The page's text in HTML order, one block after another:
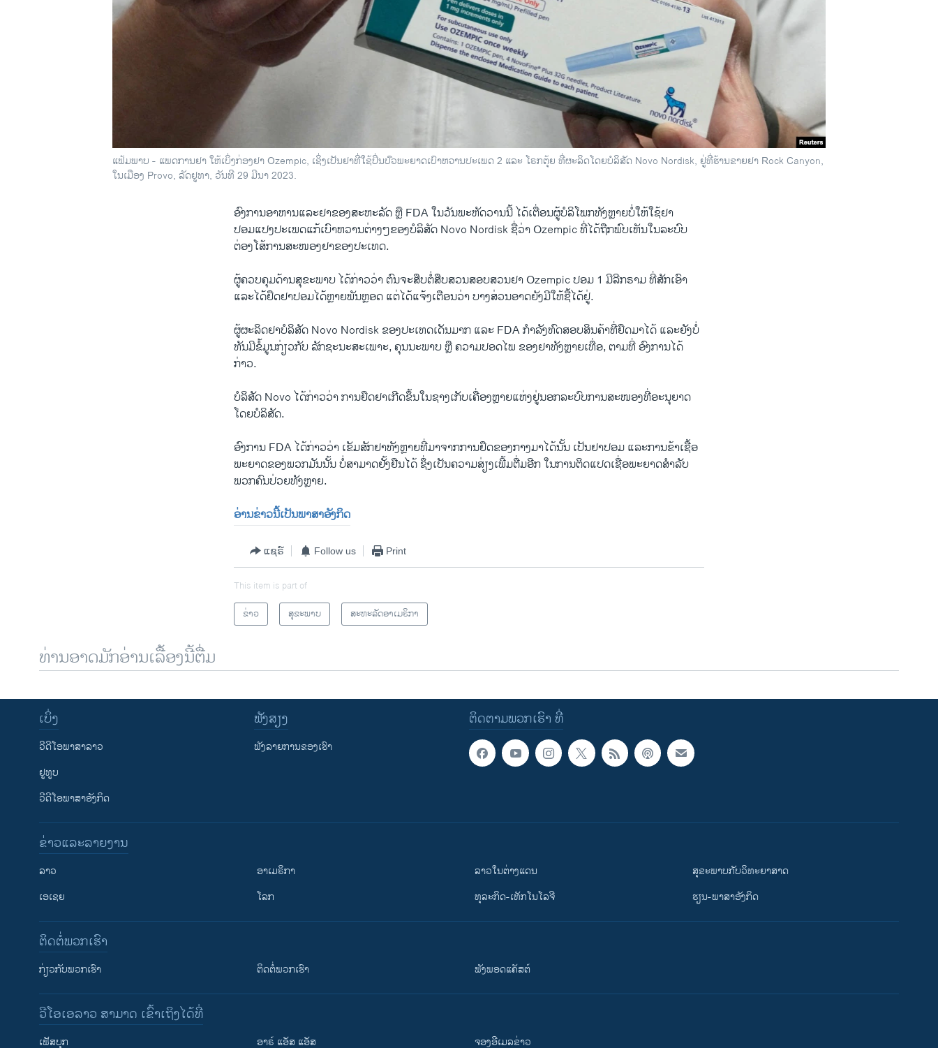
ແຟ້ມພາບ - ແພດການຢາ ໃຫ້ເບິ່ງກ່ອງຢາ Ozempic, ເຊິ່ງເປັນຢາທີ່ໃຊ້ປິ່ນປົວພະຍາດເບົາຫວານປະເພດ 2 ແລະ ໂຣກຕຸ້ຍ ທີ່ຜະລິດໂດຍບໍລິສັດ Novo Nordisk, ຢູ່ທີ່ຮ້ານຂາຍຢາ Rock Canyon,
ໃນເມືອງ Provo, ລັດຢູທາ, ວັນທີ 29 ມີນາ 2023.
ອົງການອາຫານແລະຢາຂອງສະຫະລັດ ຫຼື FDA ໃນວັນພະຫັດວານນີ້ ໄດ້ເຕື່ອນຜູ້ບໍລິໂພກທັງຫຼາຍບໍ່ໃຫ້ໃຊ້ຢາ
ປອມແປງປະເພດແກ້ເບົາຫວານຕ່າງໆຂອງບໍລິສັດ Novo Nordisk ຊື່ວ່າ Ozempic ທີ່ໄດ້ຖືກພົບເຫັນໃນລະບົບ
ຕ່ອງໂສ້ການສະໜອງຢາຂອງປະເທດ.
ຜູ້ຄວບຄຸມດ້ານສຸຂະພາບ ໄດ້ກ່າວວ່າ ຕົນຈະສືບຕໍ່ສືບສວນສອບສວນຢາ Ozempic ປອມ 1 ມີລີກຣາມ ທີ່ສັກເອົາ
ແລະໄດ້ຢຶດຢາປອມໄດ້ຫຼາຍພັນຫຼອດ ແຕ່ໄດ້ແຈ້ງເຕືອນວ່າ ບາງສ່ວນອາດຍັງມີໃຫ້ຊື້ໄດ້ຢູ່.
ຜູ້ຜະລິດຢາບໍລິສັດ Novo Nordisk ຂອງປະເທດເດັນມາກ ແລະ FDA ກຳລັງທົດສອບສິນຄ້າທີ່ຢຶດມາໄດ້ ແລະຍັງບໍ່
ທັນມີຂໍ້ມູນກ່ຽວກັບ ລັກຊະນະສະເພາະ, ຄຸນນະພາບ ຫຼື ຄວາມປອດໄພ ຂອງຢາທັງຫຼາຍເທື່ອ, ຕາມທີ່ ອົງການໄດ້
ກ່າວ.
ບໍລິສັດ Novo ໄດ້ກ່າວວ່າ ການຢຶດຢາເກີດຂຶ້ນໃນຊາງເກັບເຄື່ອງຫຼາຍແຫ່ງຢູ່ນອກລະບົບການສະໜອງທີ່ອະນຸຍາດ
ໂດຍບໍລິສັດ.
ອົງການ FDA ໄດ້ກ່າວວ່າ ເຂັມສັກຢາທັງຫຼາຍທີ່ມາຈາກການຢຶດຂອງກາງມາໄດ້ນັ້ນ ເປັນຢາປອມ ແລະການຂ້າເຊື້ອ
ພະຍາດຂອງພວກມັນນັ້ນ ບໍ່ສາມາດຢັ້ງຢືນໄດ້ ຊຶ່ງເປັນຄວາມສ່ຽງເພີ້ມຕື່ມອີກ ໃນການຕິດແປດເຊື່ອພະຍາດສຳລັບ
ພວກຄົນປ່ວຍທັງຫຼາຍ.
ອ່ານຂ່າວນີ້ເປັນພາສາອັງກິດ
ແຊຣ໌ Follow us Print
This item is part of
ຂ່າວ
ສຸຂະພາບ ສະຫະລັດອາເມຣິກາ
ທ່ານອາດມັກອ່ານເລື້ອງນີ້ຕື່ມ
ຕິດຕາມພວກເຮົາ ທີ່
ເບິ່ງ
ວີດີໂອພາສາລາວ
ຢູທູບ
ວີດີໂອພາສາອັງກິດ
ຟັງສຽງ
ຟັງລາຍການຂອງເຮົາ
ຂ່າວແລະລາຍງານ
ລາວ
ເອເຊຍ
ອາເມຣິກາ
ໂລກ
ລາວໃນຕ່າງແດນ
ທຸລະກິດ-ເທັກໂນໂລຈີ
ສຸຂະພາບກັບວິທະຍາສາດ
ຮຽນ-ພາສາອັງກິດ
ຕິດຕໍ່ພວກເຮົາ
ກ່ຽວກັບພວກເຮົາ ຕິດຕໍ່ພວກເຮົາ ຟັງພອດແຄັສຕ໌
ວີໂອເອລາວ ສາມາດ ເຂົ້າເຖິງໄດ້ທີ່
ເຟັສບຸກ ອາຣ໌ ແອັສ ແອັສ ຈອງອີເມລຂ່າວ